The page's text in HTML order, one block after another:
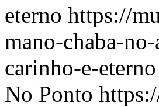
eterno https://
mano-chaba-
carinho-e-eterno
No Ponto